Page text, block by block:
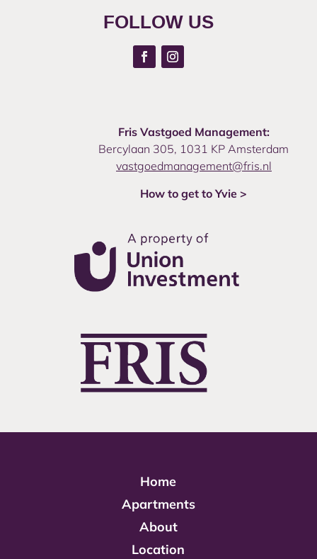
FOLLOW US
Fris Vastgoed Management:
Bercylaan 305, 1031 KP Amsterdam
vastgoedmanagement@fris.nl
How to get to Yvie >
Home
Apartments
About
Location